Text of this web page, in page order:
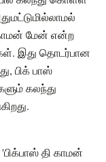
காமன் மேன் என்ற
இது தொடர்பான
பிக் பாஸ்
கலந்து